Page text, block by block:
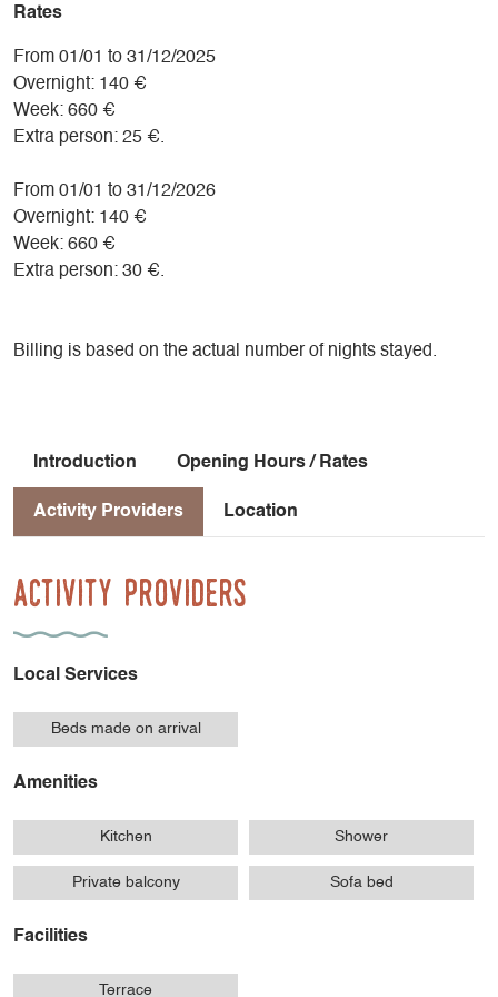
Possibilité de prendre vos repas à notre table d'hôtes.
Ferme.
Rates
From 01/01 to 31/12/2025
Overnight: 140 €
Week: 660 €
Extra person: 25 €.
From 01/01 to 31/12/2026
Overnight: 140 €
Week: 660 €
Extra person: 30 €.
Billing is based on the actual number of nights stayed.
Introduction Opening Hours / Rates
Activity Providers Location
Activity Providers
Local Services
Beds made on arrival
Amenities
Kitchen Shower
Private balcony Sofa bed
Facilities
Terrace